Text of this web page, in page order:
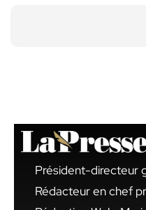
Président-directeur
Rédacteur en chef